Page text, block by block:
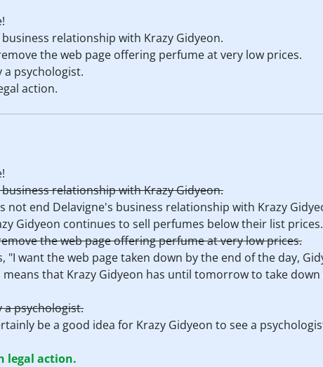
relationship with Krazy Gidyeon.
the web page offering perfume at very low prices.
a psychologist.
action.
relationship with Krazy Gidyeon.
not end Delavigne's business relationship with Krazy
Gidyeon continues to sell perfumes below their list prices.
the web page offering perfume at very low prices.
"I want the web page taken down by the end of the day,
that Krazy Gidyeon has until tomorrow to take
a psychologist.
be a good idea for Krazy Gidyeon to see a
legal action.